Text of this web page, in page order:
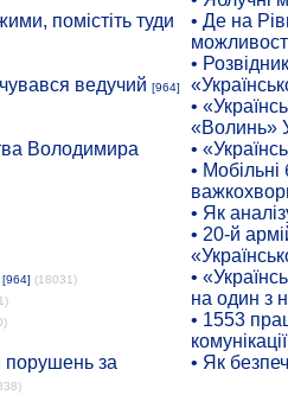
помістіть туди
ведучий [964]
Володимира
[964] (18031)
порушень за
• Де на
•
•
«Волинь»
•
• Мобільні
• Як
• 20-й
•
на один з
• 1553
• Як